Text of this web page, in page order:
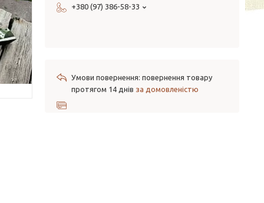
+380 (97) 386-58-33
повернення товару
протягом 14 днів за домовленістю